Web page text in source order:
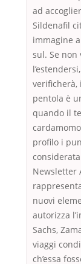
ad
Sildenafil
immagine
sul. Se
verificherà,
pentola è
quando il
profilo i
Newsletter
nuovi
autorizza
Sachs,
viaggi
ch’essa